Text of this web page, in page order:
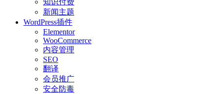
知识付费
新闻主题
WordPress插件
Elementor
WooCommerce
内容管理
SEO
翻译
会员推广
安全防毒